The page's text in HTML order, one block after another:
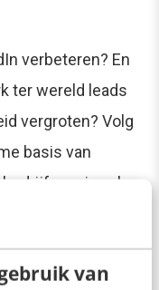
van
verbeteren? En
ter wereld leads
vergroten? Volg
basis van
als
Bekijk
voor